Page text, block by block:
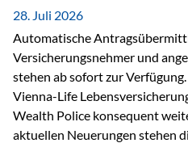
persönlichen Gespräch. Bei der
28. Juli 2026
Automatische
Versicherungsnehmer und
stehen ab sofort zur
Vienna-Life
Wealth Police konsequent
aktuellen Neuerungen stehen